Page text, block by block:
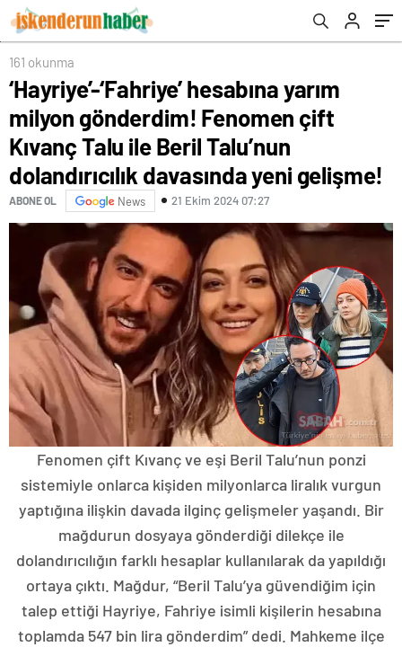
Beril Talu’nun dolandırıcılık davasında yeni
gelişme!
161 okunma
‘Hayriye’-‘Fahriye’ hesabına yarım
milyon gönderdim! Fenomen çift
Kıvanç Talu ile Beril Talu’nun
dolandırıcılık davasında yeni gelişme!
ABONE OL News 21 Ekim 2024 07:27
Fenomen çift Kıvanç ve eşi Beril Talu’nun ponzi
sistemiyle onlarca kişiden milyonlarca liralık vurgun
yaptığına ilişkin davada ilginç gelişmeler yaşandı. Bir
mağdurun dosyaya gönderdiği dilekçe ile
dolandırıcılığın farklı hesaplar kullanılarak da yapıldığı
ortaya çıktı. Mağdur, “Beril Talu’ya güvendiğim için
talep ettiği Hayriye, Fahriye isimli kişilerin hesabına
toplamda 547 bin lira gönderdim” dedi. Mahkeme ilçe